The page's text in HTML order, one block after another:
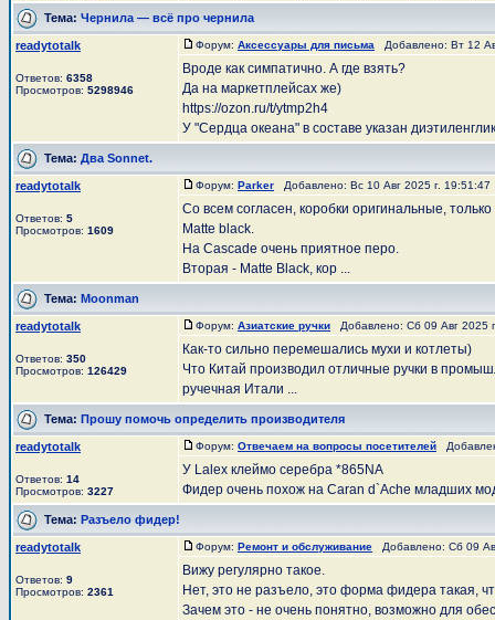
Тема: Чернила — всё про чернила
readytotalk
Ответов: 6358
Просмотров: 5298946
Форум: Аксессуары для письма Добавлено: Вт 12
Вроде как симпатично. А где взять?
Да на маркетплейсах же)
https://ozon.ru/t/ytmp2h4
У "Сердца океана" в составе указан
Тема: Два Sonnet.
readytotalk
Ответов: 5
Просмотров: 1609
Форум: Parker Добавлено: Вс 10 Авг 2025 г.
Со всем согласен, коробки оригинальные,
Matte black.
На Cascade очень приятное перо.
Вторая - Matte Black, кор ...
Тема: Moonman
readytotalk
Ответов: 350
Просмотров: 126429
Форум: Азиатские ручки Добавлено: Сб 09 Авг
Как-то сильно перемешались мухи и котлеты)
Что Китай производил отличные ручки в
ручечная Итали ...
Тема: Прошу помочь определить производителя
readytotalk
Ответов: 14
Просмотров: 3227
Форум: Отвечаем на вопросы посетителей
У Lalex клеймо серебра *865NA
Фидер очень похож на Caran d`Ache младших
Тема: Разъело фидер!
readytotalk
Ответов: 9
Просмотров: 2361
Форум: Ремонт и обслуживание Добавлено: Сб 09
Вижу регулярно такое.
Нет, это не разъело, это форма фидера такая,
Зачем это - не очень понятно, возможно для